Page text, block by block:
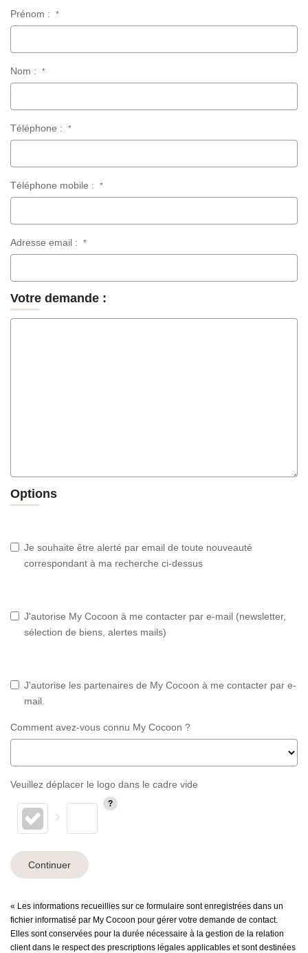
Prénom : *
Nom : *
Téléphone : *
Téléphone mobile : *
Adresse email : *
Votre demande :
Options
Je souhaite être alerté par email de toute nouveauté
correspondant à ma recherche ci-dessus
J'autorise My Cocoon à me contacter par e-mail (newsletter,
sélection de biens, alertes mails)
J'autorise les partenaires de My Cocoon à me contacter par e-
mail.
Comment avez-vous connu My Cocoon ?
Veuillez déplacer le logo dans le cadre vide
Continuer
« Les informations recueillies sur ce formulaire sont enregistrées dans un
fichier informatisé par My Cocoon pour gérer votre demande de contact.
Elles sont conservées pour la durée nécessaire à la gestion de la relation
client dans le respect des prescriptions légales applicables et sont destinées